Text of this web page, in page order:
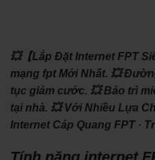
💥【Lắp Đặt Internet FPT
mạng fpt Mới Nhất. 💥
tục giảm cước. 💥 Bảo trì
tại nhà. 💥 Với Nhiều Lựa
‎Internet Cáp Quang FPT ·